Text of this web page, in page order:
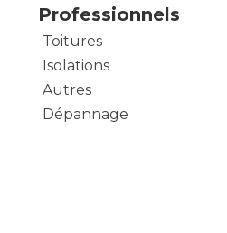
Professionnels
Toitures
Isolations
Autres
Dépannage